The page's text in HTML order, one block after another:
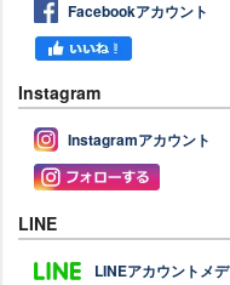
Facebookアカウント
Instagram
Instagramアカウント
LINE
LINEアカウントメ